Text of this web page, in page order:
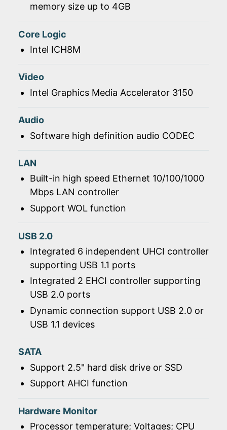
memory size up to 4GB
Core Logic
Intel ICH8M
Video
Intel Graphics Media Accelerator 3150
Audio
Software high definition audio CODEC
LAN
Built-in high speed Ethernet 10/100/1000
Mbps LAN controller
Support WOL function
USB 2.0
Integrated 6 independent UHCI controller
supporting USB 1.1 ports
Integrated 2 EHCI controller supporting
USB 2.0 ports
Dynamic connection support USB 2.0 or
USB 1.1 devices
SATA
Support 2.5" hard disk drive or SSD
Support AHCI function
Hardware Monitor
Processor temperature; Voltages; CPU